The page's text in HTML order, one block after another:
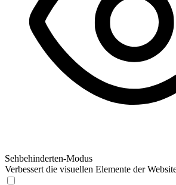
Sehbehinderten-Modus
Verbessert die visuellen Elemente der